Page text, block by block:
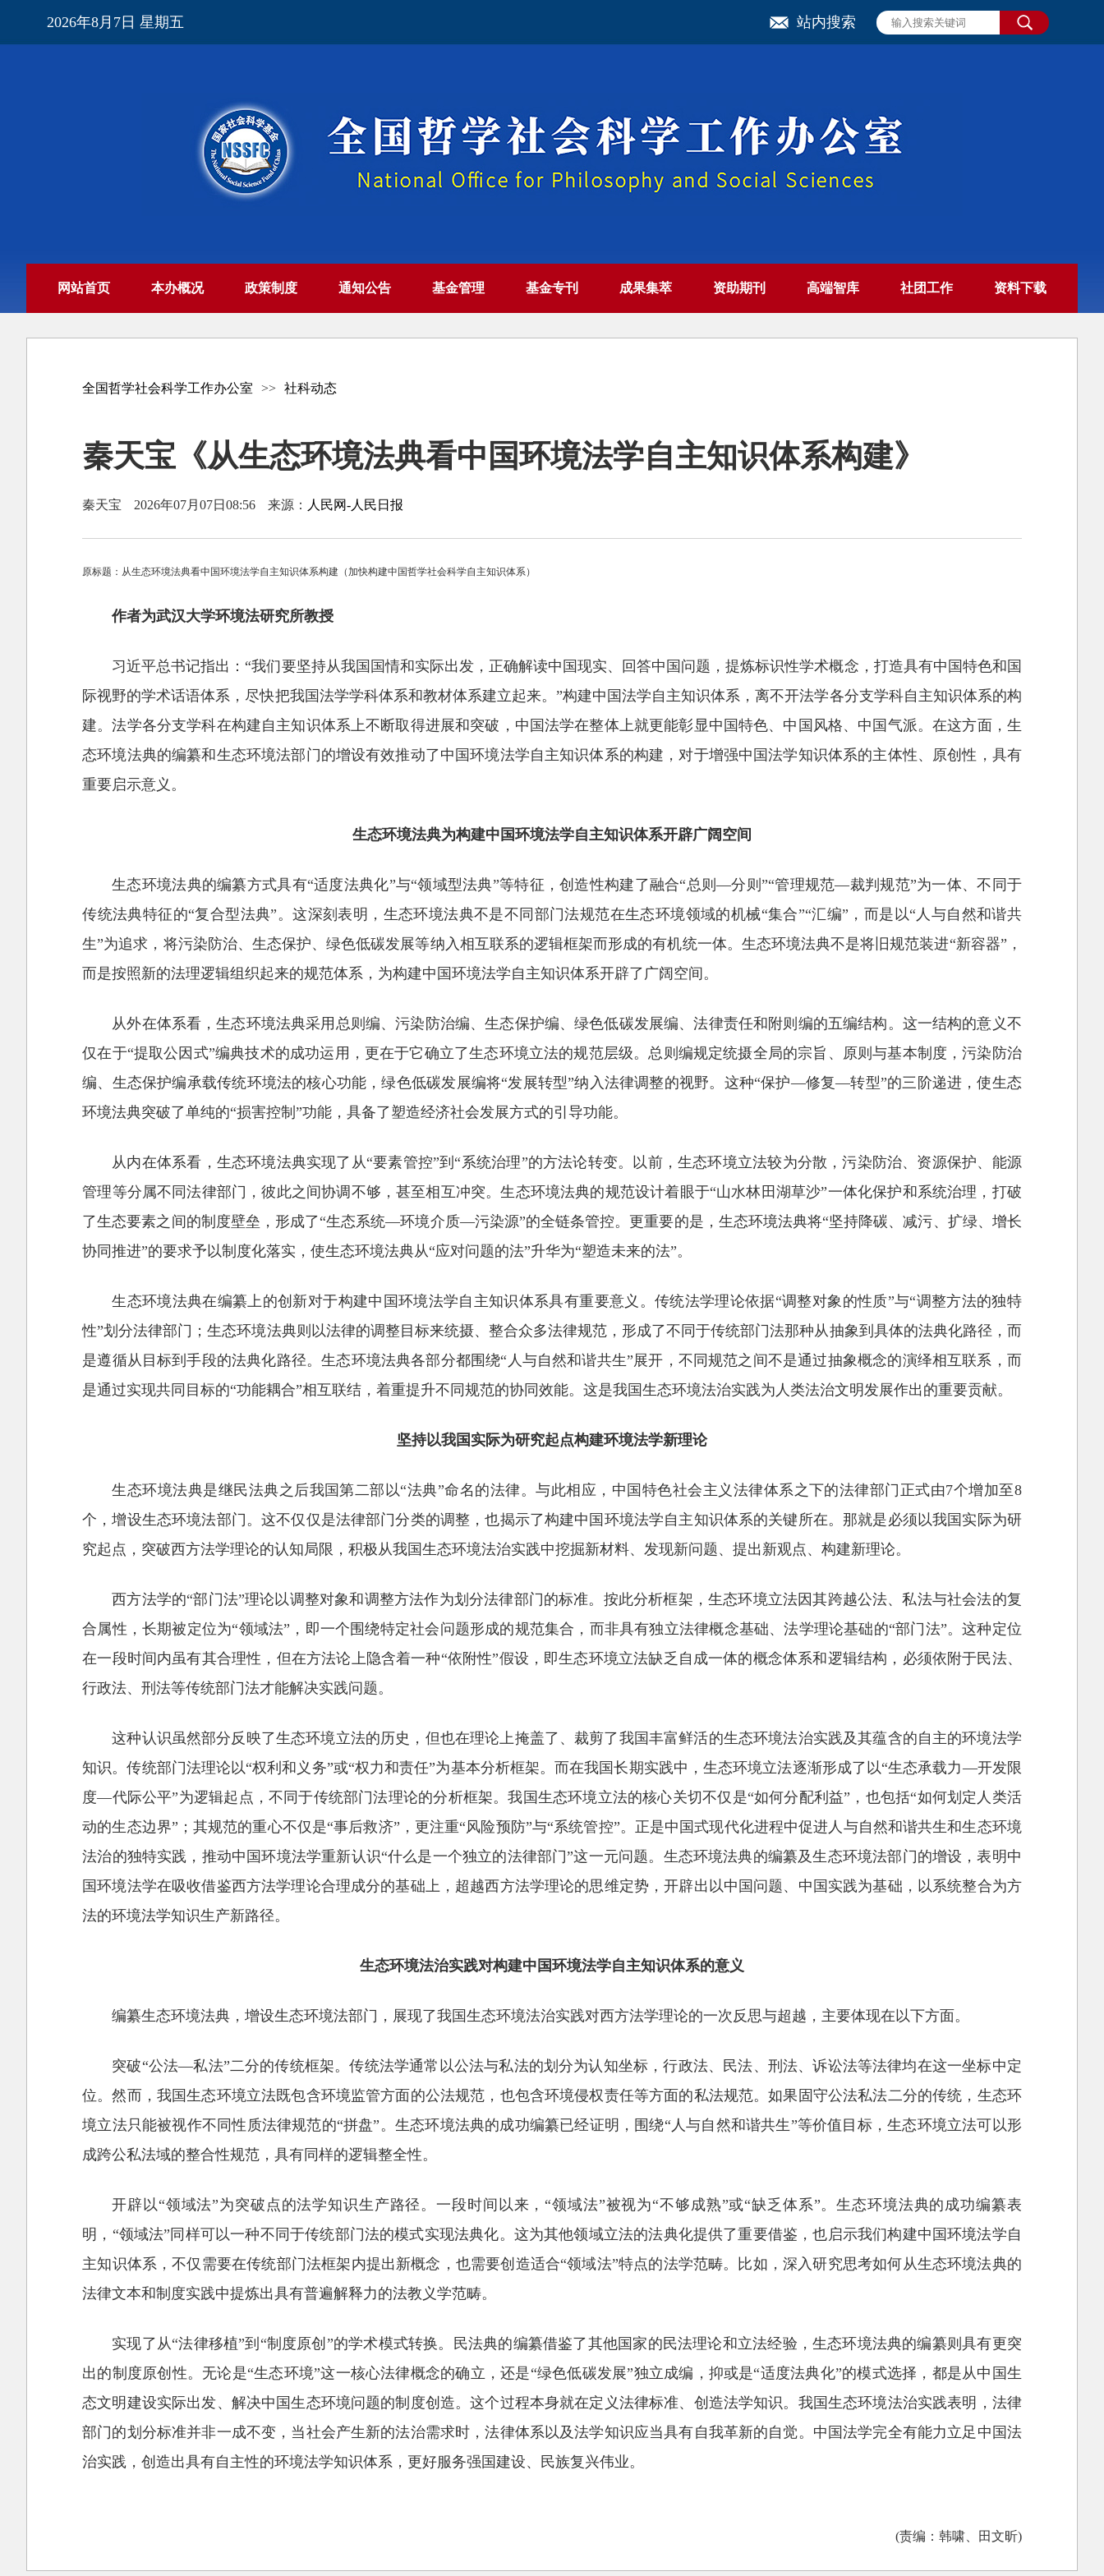
2026年8月7日 星期五 站内搜索
网站首页 本办概况 政策制度 通知公告 基金管理 基金专刊 成果集萃 资助期刊 高端智库 社团工作 资料下载
全国哲学社会科学工作办公室 >> 社科动态
秦天宝《从生态环境法典看中国环境法学自主知识体系构建》
秦天宝 2026年07月07日08:56 来源： 人民网-人民日报
原标题：从生态环境法典看中国环境法学自主知识体系构建（加快构建中国哲学社会科学自主知识体系）
作者为武汉大学环境法研究所教授
习近平总书记指出：“我们要坚持从我国国情和实际出发，正确解读中国现实、回答中国问题，提炼标识性学术概念，打造具有中国特色和国
际视野的学术话语体系，尽快把我国法学学科体系和教材体系建立起来。”构建中国法学自主知识体系，离不开法学各分支学科自主知识体系的构
建。法学各分支学科在构建自主知识体系上不断取得进展和突破，中国法学在整体上就更能彰显中国特色、中国风格、中国气派。在这方面，生
态环境法典的编纂和生态环境法部门的增设有效推动了中国环境法学自主知识体系的构建，对于增强中国法学知识体系的主体性、原创性，具有
重要启示意义。
生态环境法典为构建中国环境法学自主知识体系开辟广阔空间
生态环境法典的编纂方式具有“适度法典化”与“领域型法典”等特征，创造性构建了融合“总则—分则”“管理规范—裁判规范”为一体、不同于
传统法典特征的“复合型法典”。这深刻表明，生态环境法典不是不同部门法规范在生态环境领域的机械“集合”“汇编”，而是以“人与自然和谐共
生”为追求，将污染防治、生态保护、绿色低碳发展等纳入相互联系的逻辑框架而形成的有机统一体。生态环境法典不是将旧规范装进“新容器”，
而是按照新的法理逻辑组织起来的规范体系，为构建中国环境法学自主知识体系开辟了广阔空间。
从外在体系看，生态环境法典采用总则编、污染防治编、生态保护编、绿色低碳发展编、法律责任和附则编的五编结构。这一结构的意义不
仅在于“提取公因式”编典技术的成功运用，更在于它确立了生态环境立法的规范层级。总则编规定统摄全局的宗旨、原则与基本制度，污染防治
编、生态保护编承载传统环境法的核心功能，绿色低碳发展编将“发展转型”纳入法律调整的视野。这种“保护—修复—转型”的三阶递进，使生态
环境法典突破了单纯的“损害控制”功能，具备了塑造经济社会发展方式的引导功能。
从内在体系看，生态环境法典实现了从“要素管控”到“系统治理”的方法论转变。以前，生态环境立法较为分散，污染防治、资源保护、能源
管理等分属不同法律部门，彼此之间协调不够，甚至相互冲突。生态环境法典的规范设计着眼于“山水林田湖草沙”一体化保护和系统治理，打破
了生态要素之间的制度壁垒，形成了“生态系统—环境介质—污染源”的全链条管控。更重要的是，生态环境法典将“坚持降碳、减污、扩绿、增长
协同推进”的要求予以制度化落实，使生态环境法典从“应对问题的法”升华为“塑造未来的法”。
生态环境法典在编纂上的创新对于构建中国环境法学自主知识体系具有重要意义。传统法学理论依据“调整对象的性质”与“调整方法的独特
性”划分法律部门；生态环境法典则以法律的调整目标来统摄、整合众多法律规范，形成了不同于传统部门法那种从抽象到具体的法典化路径，而
是遵循从目标到手段的法典化路径。生态环境法典各部分都围绕“人与自然和谐共生”展开，不同规范之间不是通过抽象概念的演绎相互联系，而
是通过实现共同目标的“功能耦合”相互联结，着重提升不同规范的协同效能。这是我国生态环境法治实践为人类法治文明发展作出的重要贡献。
坚持以我国实际为研究起点构建环境法学新理论
生态环境法典是继民法典之后我国第二部以“法典”命名的法律。与此相应，中国特色社会主义法律体系之下的法律部门正式由7个增加至8
个，增设生态环境法部门。这不仅仅是法律部门分类的调整，也揭示了构建中国环境法学自主知识体系的关键所在。那就是必须以我国实际为研
究起点，突破西方法学理论的认知局限，积极从我国生态环境法治实践中挖掘新材料、发现新问题、提出新观点、构建新理论。
西方法学的“部门法”理论以调整对象和调整方法作为划分法律部门的标准。按此分析框架，生态环境立法因其跨越公法、私法与社会法的复
合属性，长期被定位为“领域法”，即一个围绕特定社会问题形成的规范集合，而非具有独立法律概念基础、法学理论基础的“部门法”。这种定位
在一段时间内虽有其合理性，但在方法论上隐含着一种“依附性”假设，即生态环境立法缺乏自成一体的概念体系和逻辑结构，必须依附于民法、
行政法、刑法等传统部门法才能解决实践问题。
这种认识虽然部分反映了生态环境立法的历史，但也在理论上掩盖了、裁剪了我国丰富鲜活的生态环境法治实践及其蕴含的自主的环境法学
知识。传统部门法理论以“权利和义务”或“权力和责任”为基本分析框架。而在我国长期实践中，生态环境立法逐渐形成了以“生态承载力—开发限
度—代际公平”为逻辑起点，不同于传统部门法理论的分析框架。我国生态环境立法的核心关切不仅是“如何分配利益”，也包括“如何划定人类活
动的生态边界”；其规范的重心不仅是“事后救济”，更注重“风险预防”与“系统管控”。正是中国式现代化进程中促进人与自然和谐共生和生态环境
法治的独特实践，推动中国环境法学重新认识“什么是一个独立的法律部门”这一元问题。生态环境法典的编纂及生态环境法部门的增设，表明中
国环境法学在吸收借鉴西方法学理论合理成分的基础上，超越西方法学理论的思维定势，开辟出以中国问题、中国实践为基础，以系统整合为方
法的环境法学知识生产新路径。
生态环境法治实践对构建中国环境法学自主知识体系的意义
编纂生态环境法典，增设生态环境法部门，展现了我国生态环境法治实践对西方法学理论的一次反思与超越，主要体现在以下方面。
突破“公法—私法”二分的传统框架。传统法学通常以公法与私法的划分为认知坐标，行政法、民法、刑法、诉讼法等法律均在这一坐标中定
位。然而，我国生态环境立法既包含环境监管方面的公法规范，也包含环境侵权责任等方面的私法规范。如果固守公法私法二分的传统，生态环
境立法只能被视作不同性质法律规范的“拼盘”。生态环境法典的成功编纂已经证明，围绕“人与自然和谐共生”等价值目标，生态环境立法可以形
成跨公私法域的整合性规范，具有同样的逻辑整全性。
开辟以“领域法”为突破点的法学知识生产路径。一段时间以来，“领域法”被视为“不够成熟”或“缺乏体系”。生态环境法典的成功编纂表
明，“领域法”同样可以一种不同于传统部门法的模式实现法典化。这为其他领域立法的法典化提供了重要借鉴，也启示我们构建中国环境法学自
主知识体系，不仅需要在传统部门法框架内提出新概念，也需要创造适合“领域法”特点的法学范畴。比如，深入研究思考如何从生态环境法典的
法律文本和制度实践中提炼出具有普遍解释力的法教义学范畴。
实现了从“法律移植”到“制度原创”的学术模式转换。民法典的编纂借鉴了其他国家的民法理论和立法经验，生态环境法典的编纂则具有更突
出的制度原创性。无论是“生态环境”这一核心法律概念的确立，还是“绿色低碳发展”独立成编，抑或是“适度法典化”的模式选择，都是从中国生
态文明建设实际出发、解决中国生态环境问题的制度创造。这个过程本身就在定义法律标准、创造法学知识。我国生态环境法治实践表明，法律
部门的划分标准并非一成不变，当社会产生新的法治需求时，法律体系以及法学知识应当具有自我革新的自觉。中国法学完全有能力立足中国法
治实践，创造出具有自主性的环境法学知识体系，更好服务强国建设、民族复兴伟业。
(责编：韩啸、田文昕)